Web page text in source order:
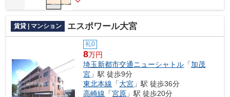
賃貸 | マンション エスポワール大宮
礼0
8万円
埼玉新都市交通ニューシャトル 「加茂
宮 」駅 徒歩9分
東北本線 「大宮 」駅 徒歩36分
高崎線 「宮原 」駅 徒歩20分